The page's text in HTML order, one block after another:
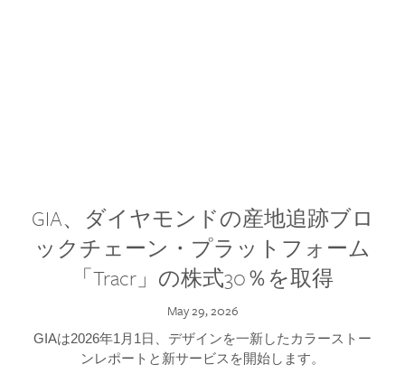
GIA、ダイヤモンドの産地追跡ブロ
ックチェーン・プラットフォーム
「Tracr」の株式30％を取得
May 29, 2026
GIAは2026年1月1日、デザインを一新したカラーストー
ンレポートと新サービスを開始します。